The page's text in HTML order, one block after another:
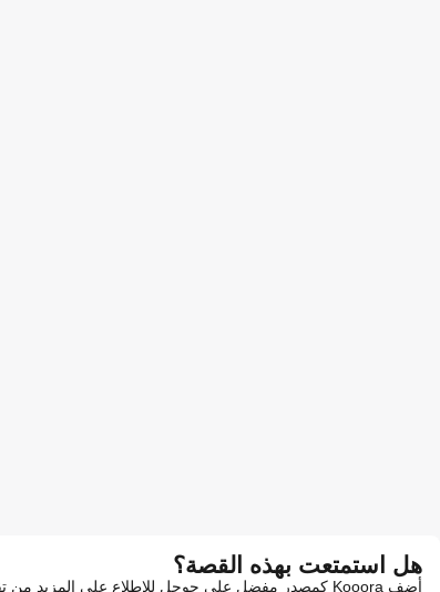
هل استمتعت بهذه القصة؟
أضف Kooora كمصدر مفضل على جوجل للاطلاع على المزيد من تقاريرنا